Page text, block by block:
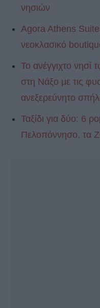
νησιών
Agora Athens
νεοκλασικό
Το ανέγγιχτο νησί
στη Νάξο με τις
ανεξερεύνητο
Ταξίδι για δύο: 6
Πελοπόννησο, τα